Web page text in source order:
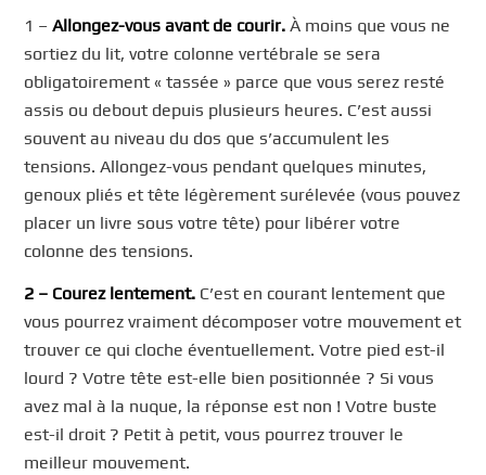
1 –Allongez-vous avant de courir.À moins que vous ne
sortiez du lit, votre colonne vertébrale se sera
obligatoirement « tassée » parce que vous serez resté
assis ou debout depuis plusieurs heures. C’est aussi
souvent au niveau du dos que s’accumulent les
tensions. Allongez-vous pendant quelques minutes,
genoux pliés et tête légèrement surélevée (vous pouvez
placer un livre sous votre tête) pour libérer votre
colonne des tensions.
2 – Courez lentement. C’est en courant lentement que
vous pourrez vraiment décomposer votre mouvement et
trouver ce qui cloche éventuellement. Votre pied est-il
lourd ? Votre tête est-elle bien positionnée ? Si vous
avez mal à la nuque, la réponse est non ! Votre buste
est-il droit ? Petit à petit, vous pourrez trouver le
meilleur mouvement.